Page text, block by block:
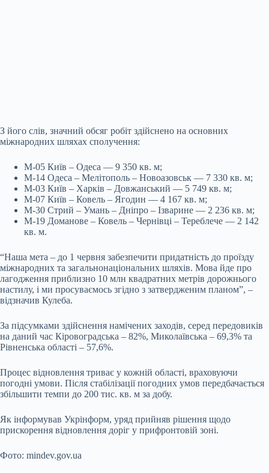
З його слів, значний обсяг робіт здійснено на основних
міжнародних шляхах сполучення:
М-05 Київ – Одеса — 9 350 кв. м;
М-14 Одеса – Мелітополь – Новоазовськ — 7 330 кв. м;
М-03 Київ – Харків – Довжанський — 5 749 кв. м;
М-07 Київ – Ковель – Ягодин — 4 167 кв. м;
М-30 Стрий – Умань – Дніпро – Ізварине — 2 236 кв. м;
М-19 Доманове – Ковель – Чернівці – Тереблече — 2 142
кв. м.
“Наша мета – до 1 червня забезпечити придатність до проїзду
міжнародних та загальнонаціональних шляхів. Мова йде про
лагодження приблизно 10 млн квадратних метрів дорожнього
настилу, і ми просуваємось згідно з затвердженим планом”, –
відзначив Кулеба.
За підсумками здійснення намічених заходів, серед передовиків
на даний час Кіровоградська – 82%, Миколаївська – 69,3% та
Рівненська області – 57,6%.
Процес відновлення триває у кожній області, враховуючи
погодні умови. Після стабілізації погодних умов передбачається
збільшити темпи до 200 тис. кв. м за добу.
Як інформував Укрінформ, уряд прийняв рішення щодо
прискорення відновлення доріг у прифронтовій зоні.
Фото: mindev.gov.ua